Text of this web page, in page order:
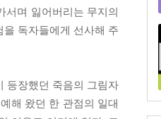
서며 잃어버리는 무지의
을 독자들에게 선사해 주
등장했던 죽음의 그림자
해 왔던 한 관점의 일대